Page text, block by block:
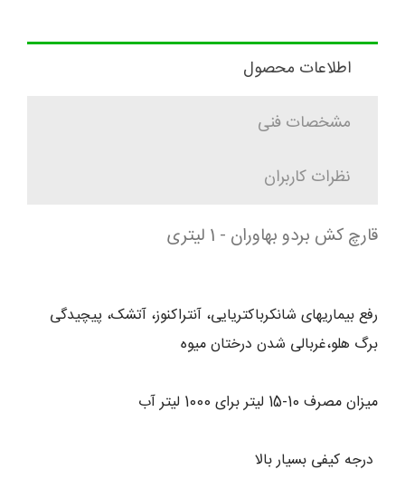
اطلاعات محصول
مشخصات فنی
نظرات کاربران
قارچ کش بردو بهاوران - 1 لیتری
رفع بیماریهای شانکرباکتریایی، آنتراکنوز، آتشک، پیچیدگی
برگ هلو،غربالی شدن درختان میوه
میزان مصرف 10-15 لیتر برای 1000 لیتر آب
درجه کیفی بسیار بالا